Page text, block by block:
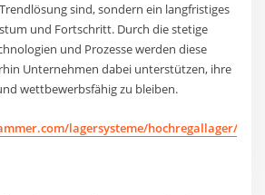
sind, sondern ein langfristiges
und Fortschritt. Durch die stetige
und Prozesse werden diese
Unternehmen dabei unterstützen, ihre
wettbewerbsfähig zu bleiben.
lagersysteme/hochregallager/